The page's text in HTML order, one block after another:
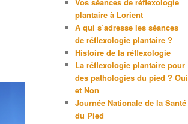
Vos séances de réflexologie
plantaire à Lorient
A qui s’adresse les séances
de réflexologie plantaire ?
Histoire de la réflexologie
La réflexologie plantaire pour
des pathologies du pied ? Oui
et Non
Journée Nationale de la Santé
du Pied